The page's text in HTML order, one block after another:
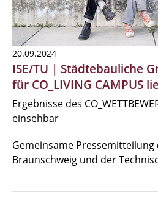
20.09.2024
ISE/TU | Städtebauliche
für CO_LIVING CAMPUS
Ergebnisse des
einsehbar
Gemeinsame Pressemitteilung
Braunschweig und der